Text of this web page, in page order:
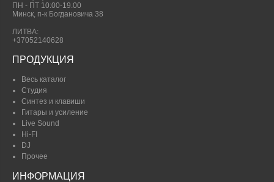
ПН - ПТ 10:00-19.00
Минск, п-к Богдановича 38
ЛИТВА:
+37052140628
ПРОДУКЦИЯ
Весь каталог
Студия
Синтез и клавиши
Гитары и усиление
Live Sound
Hi-FI
DJ
Прочее
ИНФОРМАЦИЯ